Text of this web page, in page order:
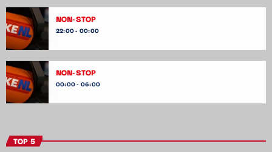
NON-STOP
22:00 - 00:00
NON-STOP
00:00 - 06:00
TOP 5